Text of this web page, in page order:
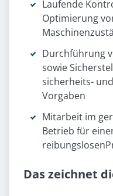
Laufende
Optimierung
Durchführung
sowie
sicherheits-
Vorgaben
Mitarbeit im
Betrieb für
Das zeichnet